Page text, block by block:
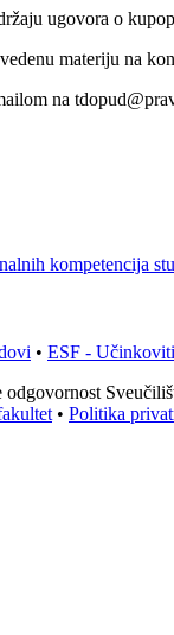
ugovora o
materiju na
na
kompetencija
• ESF -
• Politika